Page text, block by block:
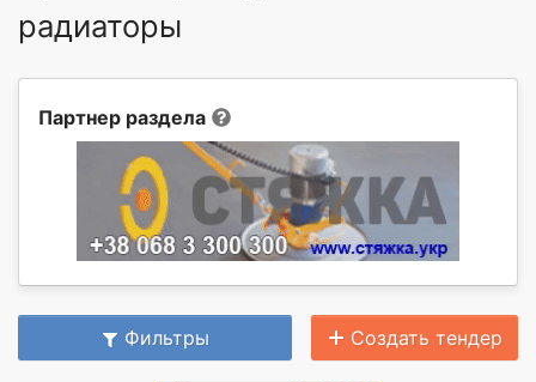
радиаторы
Партнер раздела
Фильтры Создать тендер